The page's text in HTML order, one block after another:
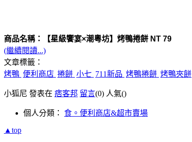
商品名稱：【星級饗宴×潮粵坊】烤鴨捲餅 NT 79
(繼續閱讀...)
文章標籤：
烤鴨 便利商店 捲餅 小七 711新品 烤鴨捲餅 烤鴨夾餅
小狐尼 發表在 痞客邦 留言(0) 人氣()
個人分類： 食。便利商店&超市賣場
▲top